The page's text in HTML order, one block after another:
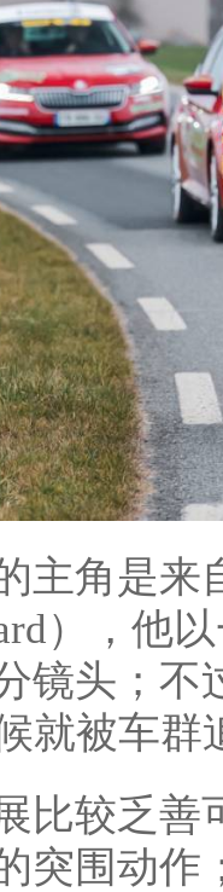
主角是来
），
镜头；不
就被车群
比较乏
突围动作